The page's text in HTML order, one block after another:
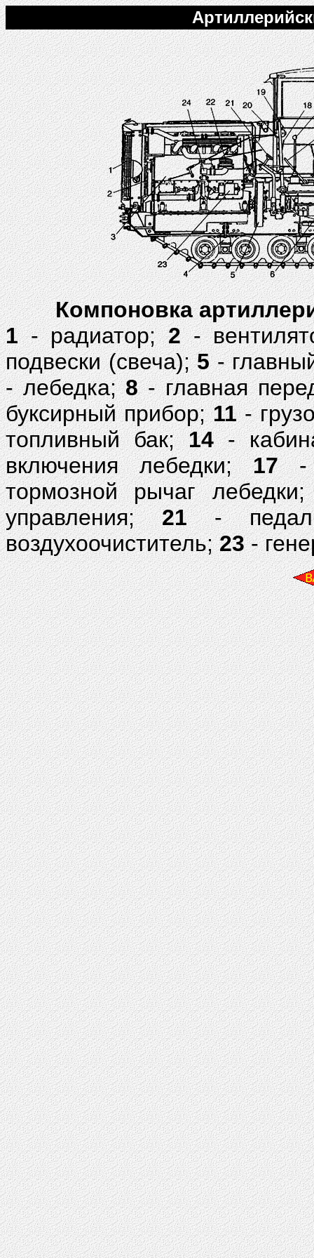
Компоновка
1- радиатор;2-
подвески (свеча);5-
- лебедка;8- главная
буксирный прибор;11-
топливный бак;14-
включения лебедки;17-
тормозной рычаг
управления;21-
воздухоочиститель;23-